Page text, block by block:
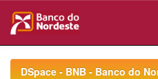
navigationDSpace - BNB - Banco do